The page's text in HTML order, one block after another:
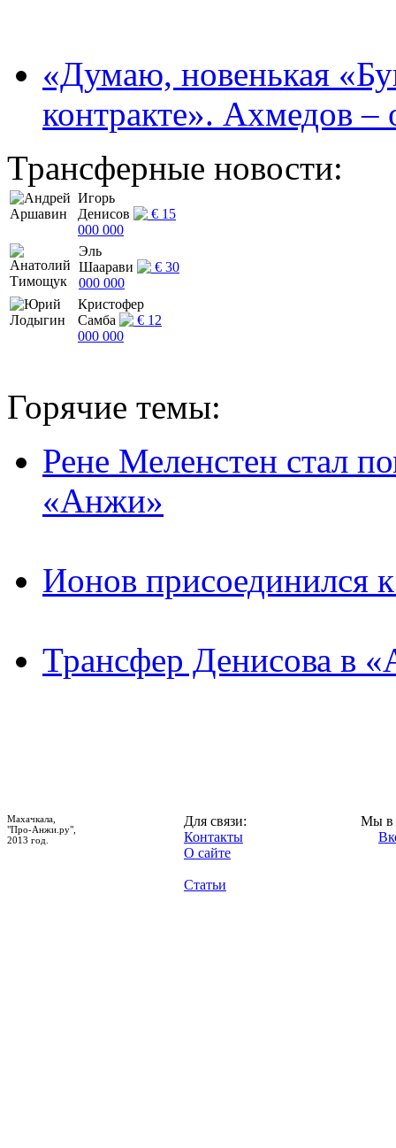
«Думаю, новенькая
контракте». Ахмедов
Трансферные новости:
Игорь
Денисов
€ 15
000 000
Эль
Шаарави
€ 30
000 000
Кристофер
Самба
€ 12
000 000
Горячие темы:
Рене Меленстен стал
«Анжи»
Ионов присоединился
Трансфер Денисова в
Махачкала,
"Про-Анжи.ру",
2013 год.
Для связи:
Контакты
О сайте
Статьи
Мы в